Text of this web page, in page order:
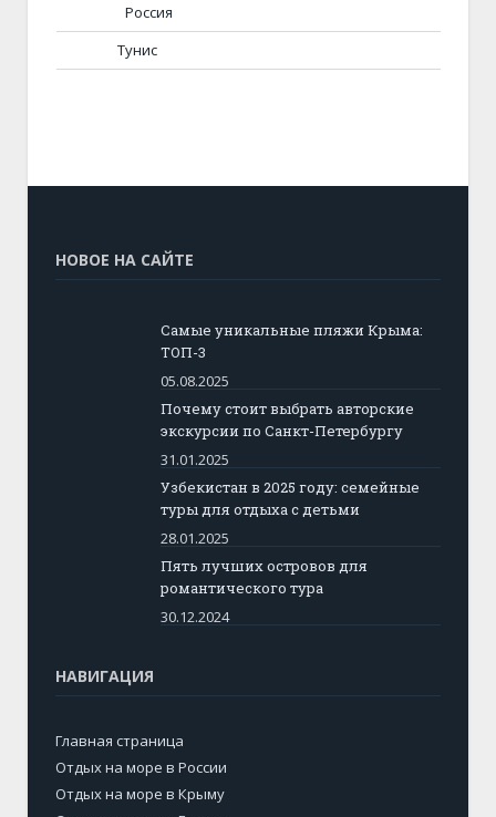
Россия
Тунис
НОВОЕ НА САЙТЕ
Самые уникальные пляжи Крыма:
ТОП-3
05.08.2025
Почему стоит выбрать авторские
экскурсии по Санкт-Петербургу
31.01.2025
Узбекистан в 2025 году: семейные
туры для отдыха с детьми
28.01.2025
Пять лучших островов для
романтического тура
30.12.2024
НАВИГАЦИЯ
Главная страница
Отдых на море в России
Отдых на море в Крыму